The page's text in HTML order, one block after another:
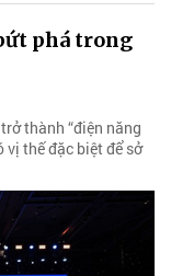
phá trong
thành “điện năng
vị thế đặc biệt để sở